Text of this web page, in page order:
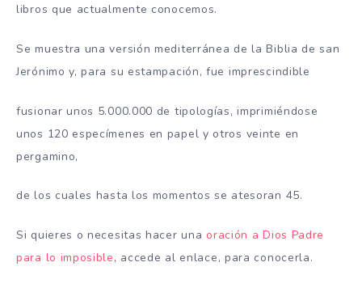
libros que actualmente conocemos.
Se muestra una versión mediterránea de la Biblia de san
Jerónimo y, para su estampación, fue imprescindible
fusionar unos 5.000.000 de tipologías, imprimiéndose
unos 120 especímenes en papel y otros veinte en
pergamino,
de los cuales hasta los momentos se atesoran 45.
Si quieres o necesitas hacer una oración a Dios Padre
para lo imposible, accede al enlace, para conocerla.